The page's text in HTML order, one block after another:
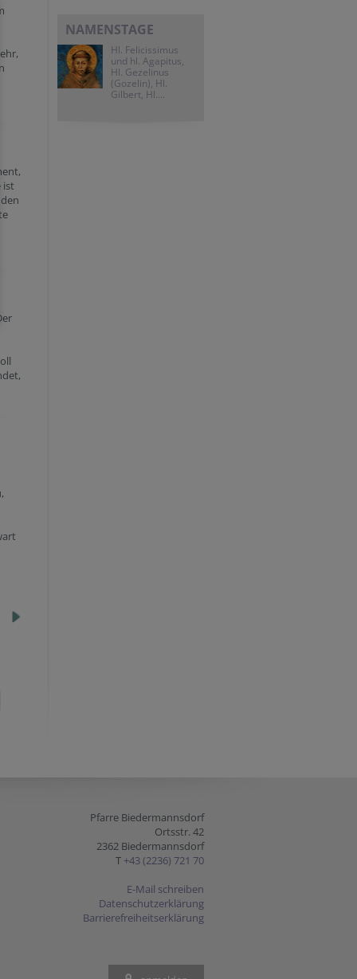
ist
NAMENSTAGE
Hl. Felicissimus
und hl. Agapitus,
Hl. Gezelinus
(Gozelin), Hl.
Gilbert, Hl....
Pfarre Biedermannsdorf
Ortsstr. 42
2362 Biedermannsdorf
T +43 (2236) 721 70
E-Mail schreiben
Datenschutzerklärung
Barrierefreiheitserklärung